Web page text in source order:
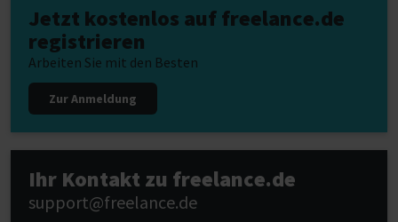
Jetzt kostenlos auf freelance.de
registrieren
Arbeiten Sie mit den Besten
Zur Anmeldung
Ihr Kontakt zu freelance.de
support@freelance.de